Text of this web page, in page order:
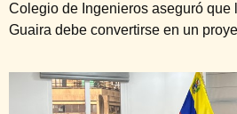
Colegio de Ingenieros aseguró que
Guaira debe convertirse en un